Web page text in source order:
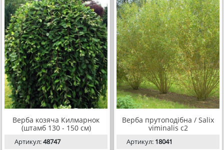
Верба козяча Килмарнок
(штамб 130 - 150 см)
Артикул:48747
Верба прутоподібна / Salix
viminalis с2
Артикул: 18041